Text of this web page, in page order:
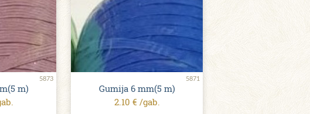
5873
m)
5871
Gumija 6 mm(5 m)
2.10 € /gab.